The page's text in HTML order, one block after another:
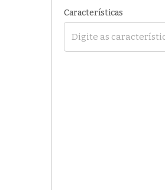
Características